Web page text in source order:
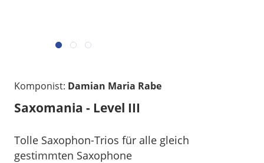
Komponist: Damian Maria Rabe
Saxomania - Level III
Tolle Saxophon-Trios für alle gleich
gestimmten Saxophone